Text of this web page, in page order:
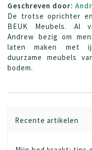
Geschreven door:
De trotse oprichter
BEUK Meubels. Al
Andrew bezig om
laten maken met
duurzame meubels
bodem.
Recente artikelen